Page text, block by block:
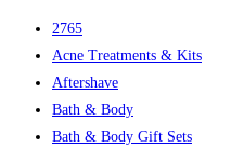
2765
Acne Treatments & Kits
Aftershave
Bath & Body
Bath & Body Gift Sets